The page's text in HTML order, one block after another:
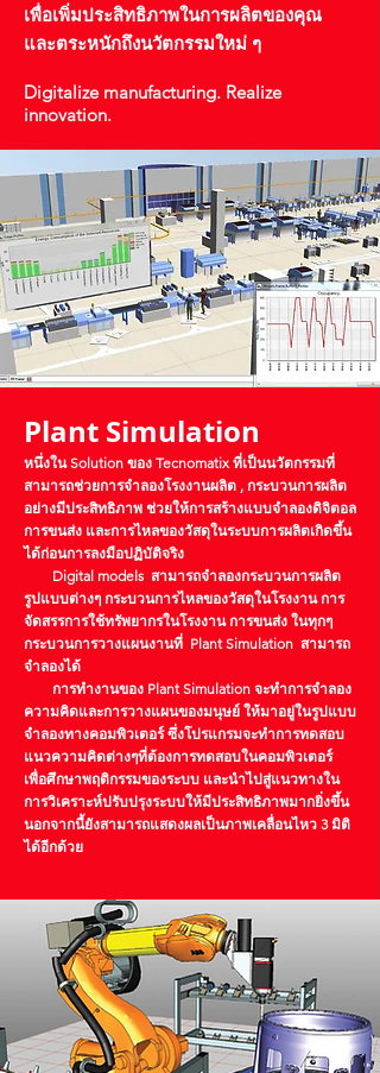
เพื่อเพิ่มประสิทธิภาพในการผลิตของคุณ
และตระหนักถึงนวัตกรรมใหม่ ๆ
Digitalize manufacturing. Realize
innovation.
Plant Simulation
หนึ่งใน Solution ของ Tecnomatix ที่เป็นนวัตกรรมที่
สามารถช่วยการจำลองโรงงานผลิต , กระบวนการผลิต
อย่างมีประสิทธิภาพ ช่วยให้การสร้างแบบจำลองดิจิตอล
การขนส่ง และการไหลของวัสดุในระบบการผลิตเกิดขึ้น
ได้ก่อนการลงมือปฏิบัติจริง
Digital models สามารถจำลองกระบวนการผลิต
รูปแบบต่างๆ กระบวนการไหลของวัสดุในโรงงาน การ
จัดสรรการใช้ทรัพยากรในโรงงาน การขนส่ง ในทุกๆ
กระบวนการวางแผนงานที่ Plant Simulation สามารถ
จำลองได้
การทำงานของ Plant Simulation จะทำการจำลอง
ความคิดและการวางแผนของมนุษย์ ให้มาอยู่ในรูปแบบ
จำลองทางคอมพิวเตอร์ ซึ่งโปรแกรมจะทำการทดสอบ
แนวความคิดต่างๆที่ต้องการทดสอบในคอมพิวเตอร์
เพื่อศึกษาพฤติกรรมของระบบ และนำไปสู่แนวทางใน
การวิเคราะห์ปรับปรุงระบบให้มีประสิทธิภาพมากยิ่งขึ้น
นอกจากนี้ยังสามารถแสดงผลเป็นภาพเคลื่อนไหว 3 มิติ
ได้อีกด้วย